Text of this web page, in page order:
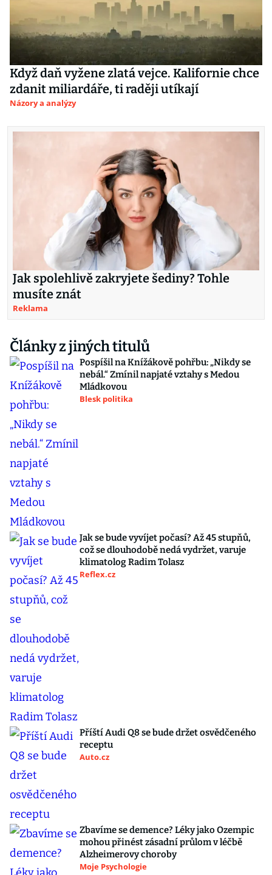
Když daň vyžene zlatá vejce. Kalifornie chce
zdanit miliardáře, ti raději utíkají
Názory a analýzy
Jak spolehlivě zakryjete šediny? Tohle
musíte znát
Reklama
Články z jiných titulů
Pospíšil na Knížákově pohřbu: „Nikdy se
nebál.“ Zmínil napjaté vztahy s Medou
Mládkovou
Blesk politika
Jak se bude vyvíjet počasí? Až 45 stupňů,
což se dlouhodobě nedá vydržet, varuje
klimatolog Radim Tolasz
Reflex.cz
Příští Audi Q8 se bude držet osvědčeného
receptu
Auto.cz
Zbavíme se demence? Léky jako Ozempic
mohou přinést zásadní průlom v léčbě
Alzheimerovy choroby
Moje Psychologie